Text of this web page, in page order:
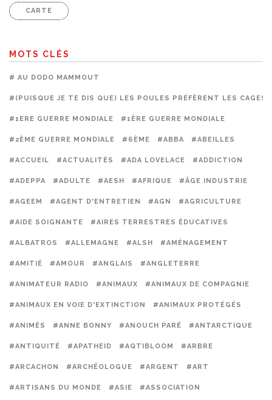
CARTE
MOTS CLÉS
# AU DODO MAMMOUT
#(PUISQUE JE TE DIS QUE) LES POULES PRÉFÈRENT LES CAGES
#1ERE GUERRE MONDIALE #1ÈRE GUERRE MONDIALE
#2ÈME GUERRE MONDIALE #6ÈME #ABBA #ABEILLES
#ACCUEIL #ACTUALITÉS #ADA LOVELACE #ADDICTION
#ADEPPA #ADULTE #AESH #AFRIQUE #ÂGE INDUSTRIE
#AGEEM #AGENT D'ENTRETIEN #AGN #AGRICULTURE
#AIDE SOIGNANTE #AIRES TERRESTRES ÉDUCATIVES
#ALBATROS #ALLEMAGNE #ALSH #AMÉNAGEMENT
#AMITIÉ #AMOUR #ANGLAIS #ANGLETERRE
#ANIMATEUR RADIO #ANIMAUX #ANIMAUX DE COMPAGNIE
#ANIMAUX EN VOIE D'EXTINCTION #ANIMAUX PROTÉGÉS
#ANIMÉS #ANNE BONNY #ANOUCH PARÉ #ANTARCTIQUE
#ANTIQUITÉ #APATHEID #AQTIBLOOM #ARBRE
#ARCACHON #ARCHÉOLOGUE #ARGENT #ART
#ARTISANS DU MONDE #ASIE #ASSOCIATION